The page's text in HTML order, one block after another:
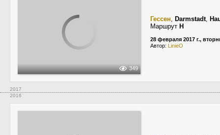
349
Гессен, Darmstadt,
Маршрут H
28 февраля 2017 г.,
Автор: LinieO
2017
2016